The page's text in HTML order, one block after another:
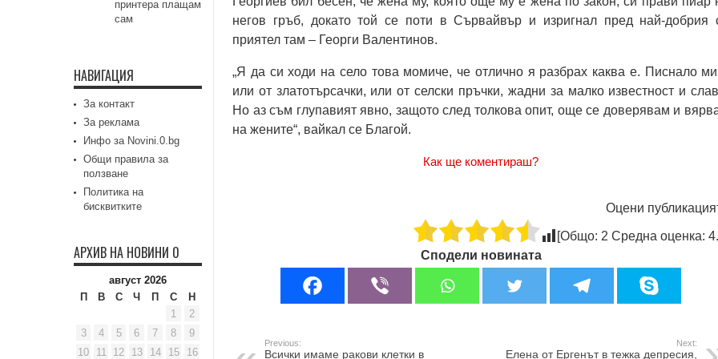
негов гръб, докато той се поти в Сървайвър и изригнал пред най-добрия
приятел там – Георги Валентинов.
„Я да си ходи на село това момиче, че отлично я разбрах каква е. Писнало
или от златотърсачки, или от селски пръчки, жадни за малко известност и
Но аз съм глупавият явно, защото след толкова опит, още се доверявам и
на жените“, вайкал се Благой.
Как ще коментираш?
Оцени
[Общо: 2 Средна оценка:
Сподели новината
Previous:
Всички имаме ракови клетки в
Next:
Елена от Ергенът в тежка депресия,
принтера плащам
сам
НАВИГАЦИЯ
За контакт
За реклама
Инфо за Novini.0.bg
Общи правила за
ползване
Политика на
бисквитките
АРХИВ НА НОВИНИ 0
август 2026
П
В С Ч П С
Н
1
2
3
4 5 6 7 8
9
10
11 12 13 14 15 16